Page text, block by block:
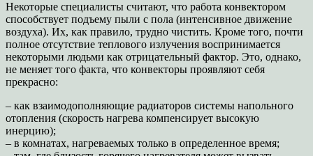
Некоторые специалисты считают, что работа конвектором
способствует подъему пыли с пола (интенсивное движение
воздуха). Их, как правило, трудно чистить. Кроме того, почти
полное отсутствие теплового излучения воспринимается
некоторыми людьми как отрицательный фактор. Это, однако,
не меняет того факта, что конвекторы проявляют себя
прекрасно:
– как взаимодополняющие радиаторов системы напольного
отопления (скорость нагрева компенсирует высокую
инерцию);
– в комнатах, нагреваемых только в определенное время;